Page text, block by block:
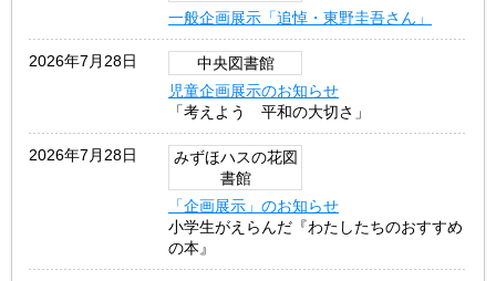
一般企画展示「追悼・東野圭吾さん」
2026年7月28日
中央図書館
児童企画展示のお知らせ
「考えよう 平和の大切さ」
2026年7月28日
みずほハスの花図
書館
「企画展示」のお知らせ
小学生がえらんだ『わたしたちのおすすめ
の本』